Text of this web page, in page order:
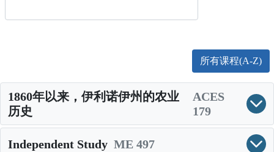
所有课程(A-Z)
1860年以来，伊利诺伊州的农业
历史
ACES
179
Independent Study ME 497